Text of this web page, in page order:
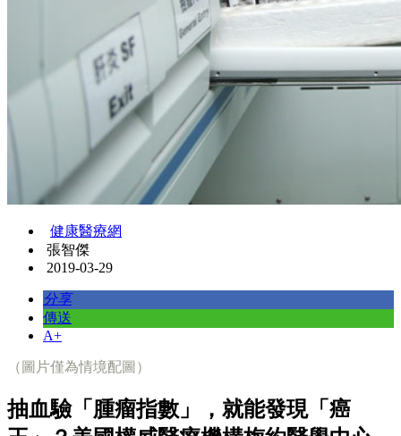
健康醫療網
張智傑
2019-03-29
分享
傳送
A+
（圖片僅為情境配圖）
抽血驗「腫瘤指數」，就能發現「癌